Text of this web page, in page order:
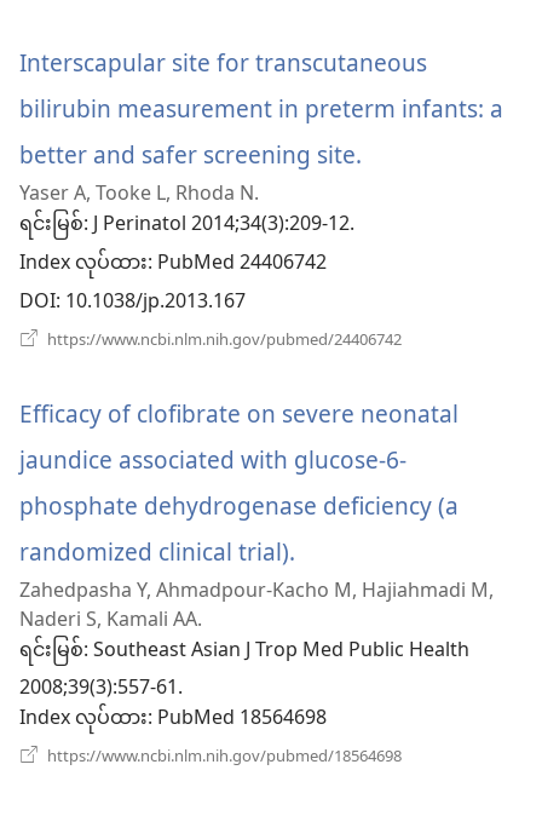
ပါ
တယ်)
နေ
ပါ
တယ်)
Interscapular site for transcutaneous
bilirubin measurement in preterm infants: a
better and safer screening site.
နေ
တယ်)
Yaser A, Tooke L, Rhoda N.
ရင်းမြစ်‎: J Perinatol 2014;34(3):209-12.
Index လုပ်ထား‎: PubMed 24406742
DOI‎: 10.1038/jp.2013.167
https://www.ncbi.nlm.nih.gov/pubmed/24406742
နေ
Efficacy of clofibrate on severe neonatal
jaundice associated with glucose-6-
phosphate dehydrogenase deficiency (a
randomized clinical trial).
အသစ်
ဖွ
နေ
Zahedpasha Y, Ahmadpour-Kacho M, Hajiahmadi M,
Naderi S, Kamali AA.
ရင်းမြစ်‎: Southeast Asian J Trop Med Public Health
2008;39(3):557-61.
Index လုပ်ထား‎: PubMed 18564698
https://www.ncbi.nlm.nih.gov/pubmed/18564698